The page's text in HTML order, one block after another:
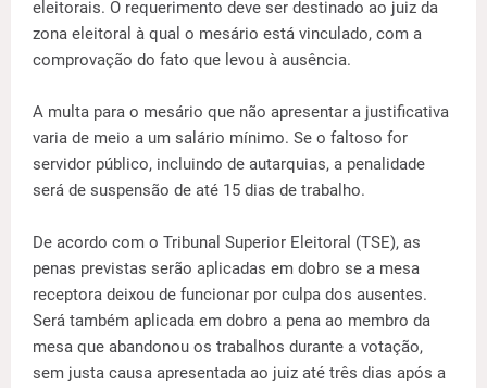
eleitorais. O requerimento deve ser destinado ao juiz da
zona eleitoral à qual o mesário está vinculado, com a
comprovação do fato que levou à ausência.
A multa para o mesário que não apresentar a justificativa
varia de meio a um salário mínimo. Se o faltoso for
servidor público, incluindo de autarquias, a penalidade
será de suspensão de até 15 dias de trabalho.
De acordo com o Tribunal Superior Eleitoral (TSE), as
penas previstas serão aplicadas em dobro se a mesa
receptora deixou de funcionar por culpa dos ausentes.
Será também aplicada em dobro a pena ao membro da
mesa que abandonou os trabalhos durante a votação,
sem justa causa apresentada ao juiz até três dias após a